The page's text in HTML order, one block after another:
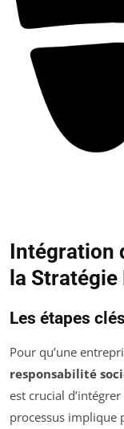
Intégration
la Stratégie
Les étapes
Pour qu’une
responsabilité
est crucial d’intégrer
processus implique